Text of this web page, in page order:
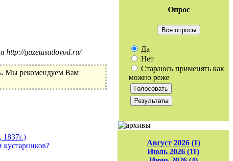
http://gazetasadovod.ru/
Мы рекомендуем Вам
кустарников?
Опрос
Все опросы
Да
Нет
Стараюсь применять как
можно реже
Август 2026 (1)
Июль 2026 (11)